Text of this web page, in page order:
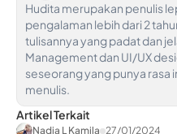
Hudita merupakan penulis
pengalaman lebih dari 2
tulisannya yang padat dan
Management dan UI/UX
seseorang yang punya rasa
menulis.
Artikel Terkait
Nadia L Kamila 27/01/2024